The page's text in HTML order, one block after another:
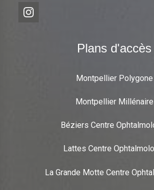
Plans d'accès
Montpellier Polygone
Montpellier Millénaire
Béziers Centre
Lattes Centre
La Grande Motte Centre